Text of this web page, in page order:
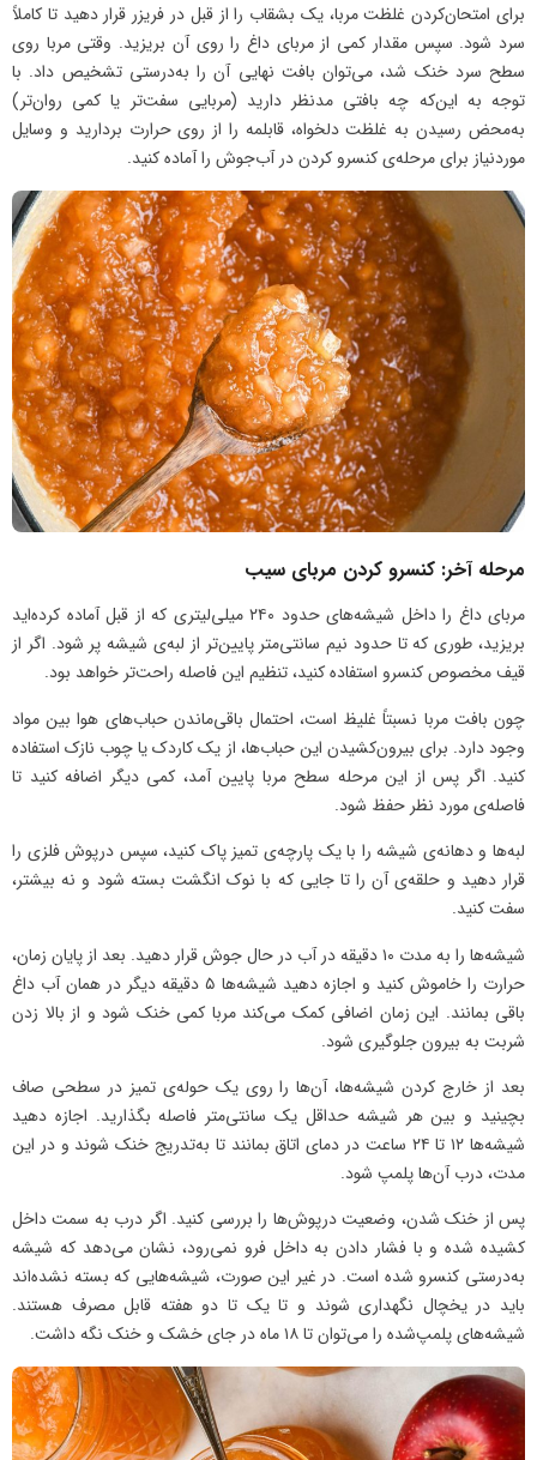
برای امتحان‌کردن غلظت مربا، یک بشقاب را از قبل در فریزر قرار دهید تا کاملاً
سرد شود. سپس مقدار کمی از مربای داغ را روی آن بریزید. وقتی مربا روی
سطح سرد خنک شد، می‌توان بافت نهایی آن را به‌درستی تشخیص داد. با
توجه به این‌که چه بافتی مدنظر دارید (مربایی سفت‌تر یا کمی روان‌تر)
به‌محض رسیدن به غلظت دلخواه، قابلمه را از روی حرارت بردارید و وسایل
موردنیاز برای مرحله‌ی کنسرو کردن در آب‌جوش را آماده کنید.
مرحله آخر: کنسرو کردن مربای سیب
مربای داغ را داخل شیشه‌های حدود ۲۴۰ میلی‌لیتری که از قبل آماده کرده‌اید
بریزید، طوری که تا حدود نیم سانتی‌متر پایین‌تر از لبه‌ی شیشه پر شود. اگر از
قیف مخصوص کنسرو استفاده کنید، تنظیم این فاصله راحت‌تر خواهد بود.
چون بافت مربا نسبتاً غلیظ است، احتمال باقی‌ماندن حباب‌های هوا بین مواد
وجود دارد. برای بیرون‌کشیدن این حباب‌ها، از یک کاردک یا چوب نازک استفاده
کنید. اگر پس از این مرحله سطح مربا پایین آمد، کمی دیگر اضافه کنید تا
فاصله‌ی مورد نظر حفظ شود.
لبه‌ها و دهانه‌ی شیشه را با یک پارچه‌ی تمیز پاک کنید، سپس درپوش فلزی را
قرار دهید و حلقه‌ی آن را تا جایی که با نوک انگشت بسته شود و نه بیشتر،
سفت کنید.
شیشه‌ها را به مدت ۱۰ دقیقه در آب در حال جوش قرار دهید. بعد از پایان زمان،
حرارت را خاموش کنید و اجازه دهید شیشه‌ها ۵ دقیقه دیگر در همان آب داغ
باقی بمانند. این زمان اضافی کمک می‌کند مربا کمی خنک شود و از بالا زدن
شربت به بیرون جلوگیری شود.
بعد از خارج کردن شیشه‌ها، آن‌ها را روی یک حوله‌ی تمیز در سطحی صاف
بچینید و بین هر شیشه حداقل یک سانتی‌متر فاصله بگذارید. اجازه دهید
شیشه‌ها ۱۲ تا ۲۴ ساعت در دمای اتاق بمانند تا به‌تدریج خنک شوند و در این
مدت، درب آن‌ها پلمپ شود.
پس از خنک شدن، وضعیت درپوش‌ها را بررسی کنید. اگر درب به سمت داخل
کشیده شده و با فشار دادن به داخل فرو نمی‌رود، نشان می‌دهد که شیشه
به‌درستی کنسرو شده است. در غیر این صورت، شیشه‌هایی که بسته نشده‌اند
باید در یخچال نگهداری شوند و تا یک تا دو هفته قابل مصرف هستند.
شیشه‌های پلمپ‌شده را می‌توان تا ۱۸ ماه در جای خشک و خنک نگه داشت.